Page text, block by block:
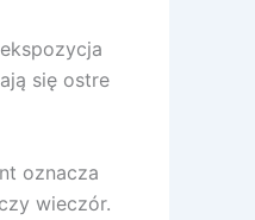
się ostre
oznacza
wieczór.